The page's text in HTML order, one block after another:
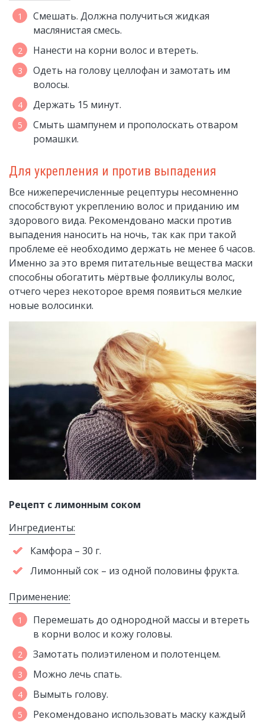
Смешать. Должна получиться жидкая
маслянистая смесь.
Нанести на корни волос и втереть.
Одеть на голову целлофан и замотать им
волосы.
Держать 15 минут.
Смыть шампунем и прополоскать отваром
ромашки.
Для укрепления и против выпадения
Все нижеперечисленные рецептуры несомненно
способствуют укреплению волос и приданию им
здорового вида. Рекомендовано маски против
выпадения наносить на ночь, так как при такой
проблеме её необходимо держать не менее 6 часов.
Именно за это время питательные вещества маски
способны обогатить мёртвые фолликулы волос,
отчего через некоторое время появиться мелкие
новые волосинки.
Рецепт с лимонным соком
Ингредиенты:
Камфора – 30 г.
Лимонный сок – из одной половины фрукта.
Применение:
Перемешать до однородной массы и втереть
в корни волос и кожу головы.
Замотать полиэтиленом и полотенцем.
Можно лечь спать.
Вымыть голову.
Рекомендовано использовать маску каждый